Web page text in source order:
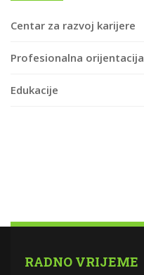
Centar za razvoj karijere
Profesionalna orijentacija
Edukacije
RADNO VRIJEME